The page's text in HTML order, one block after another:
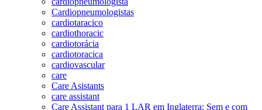
Cardiopneumologistas
cardiotaracico
cardiothoracic
cardiotorácia
cardiotoracica
cardiovascular
care
Care Asistants
care assistant
Care Assistant para 1 LAR em Inglaterra; Sem e com